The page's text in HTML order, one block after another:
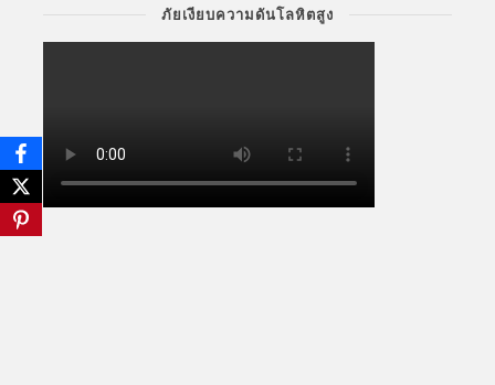
ภัยเงียบความดันโลหิตสูง